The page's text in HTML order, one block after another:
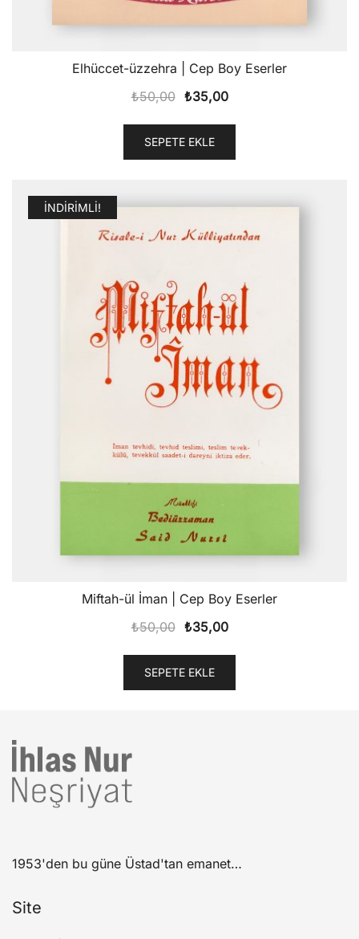
Elhüccet-üzzehra | Cep Boy Eserler
₺50,00 Orijinal
₺50,00.
₺35,00Şu
₺35,00.
SEPETE EKLE
İNDIRIMLI!
Miftah-ül İman | Cep Boy Eserler
₺50,00 Orijinal
₺50,00.
₺35,00Şu
₺35,00.
SEPETE EKLE
1953'den bu güne Üstad'tan emanet…
Site